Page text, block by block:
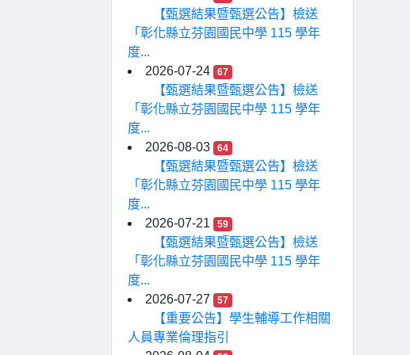
【甄選結果暨甄選公告】檢送
「彰化縣立芬園國民中學 115 學年
度...
2026-07-24
67
【甄選結果暨甄選公告】檢送
「彰化縣立芬園國民中學 115 學年
度...
2026-08-03
64
【甄選結果暨甄選公告】檢送
「彰化縣立芬園國民中學 115 學年
度...
2026-07-21
59
【甄選結果暨甄選公告】檢送
「彰化縣立芬園國民中學 115 學年
度...
2026-07-27
57
【重要公告】學生輔導工作相關
人員專業倫理指引